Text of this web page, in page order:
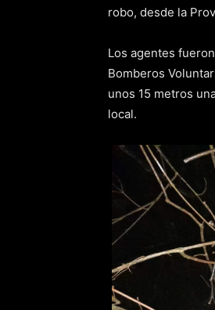
robo, desde la
Los agentes
Bomberos
unos 15 metros
local.